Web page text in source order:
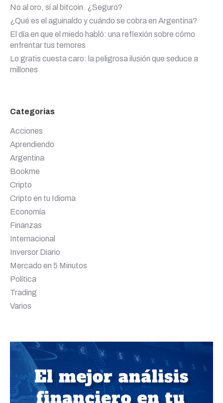
No al oro, sí al bitcoin. ¿Seguro?
¿Qué es el aguinaldo y cuándo se cobra en Argentina?
El día en que el miedo habló: una reflexión sobre cómo
enfrentar tus temores
Lo gratis cuesta caro: la peligrosa ilusión que seduce a
millones
Categorías
Acciones
Aprendiendo
Argentina
Bookme
Cripto
Cripto en tu Idioma
Economía
Finanzas
Internacional
Inversor Diario
Mercado en 5 Minutos
Política
Trading
Varios